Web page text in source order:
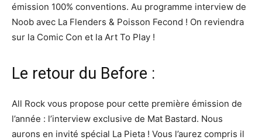
émission 100% conventions. Au programme interview de
Noob avec La Flenders & Poisson Fecond ! On reviendra
sur la Comic Con et la Art To Play !
Le retour du Before :
All Rock vous propose pour cette première émission de
l’année : l’interview exclusive de Mat Bastard. Nous
aurons en invité spécial La Pieta ! Vous l’aurez compris il